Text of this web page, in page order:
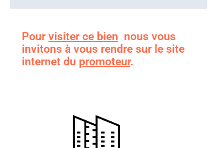
Pour visiter ce bien nous vous
invitons à vous rendre sur le site
internet du promoteur.